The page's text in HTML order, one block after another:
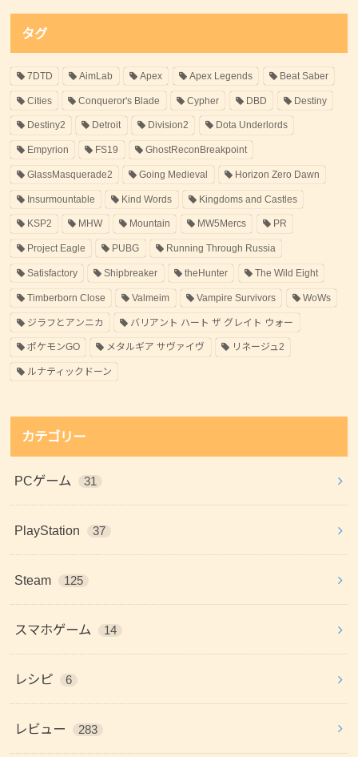
タグ
7DTD AimLab Apex Apex Legends Beat Saber
Cities Conqueror's Blade Cypher DBD Destiny
Destiny2 Detroit Division2 Dota Underlords
Empyrion FS19 GhostReconBreakpoint
GlassMasquerade2 Going Medieval Horizon Zero Dawn
Insurmountable Kind Words Kingdoms and Castles
KSP2 MHW Mountain MW5Mercs PR
Project Eagle PUBG Running Through Russia
Satisfactory Shipbreaker theHunter The Wild Eight
Timberborn Close Valmeim Vampire Survivors WoWs
ジラフとアンニカ バリアント ハート ザ グレイト ウォー
ポケモンGO メタルギア サヴァイヴ リネージュ2
ルナティックドーン
カテゴリー
PCゲーム 31
PlayStation 37
Steam 125
スマホゲーム 14
レシピ 6
レビュー 283